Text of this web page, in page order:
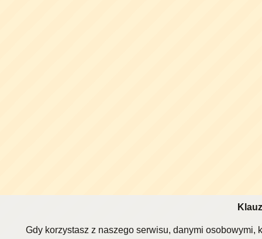
Gdy korzystasz z naszego serwisu, danymi osobowymi,